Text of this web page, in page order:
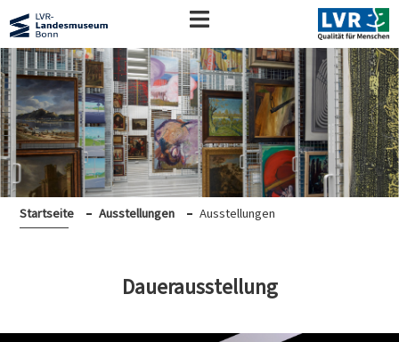
Startseite Ausstellungen Ausstellungen
Dauerausstellung